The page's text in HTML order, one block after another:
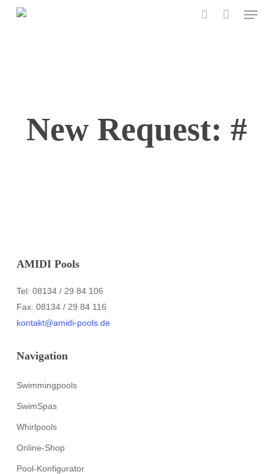
Menu
New Request: #
AMIDI Pools
Tel: 08134 / 29 84 106
Fax: 08134 / 29 84 116
kontakt@amidi-pools.de
Navigation
Swimmingpools
SwimSpas
Whirlpools
Online-Shop
Pool-Konfigurator